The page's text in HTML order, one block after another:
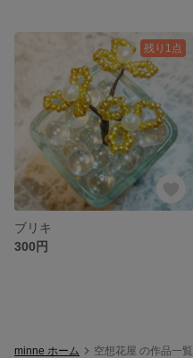
残り1点
ブリキ
300円
minne ホーム 空想花屋 の作品一覧